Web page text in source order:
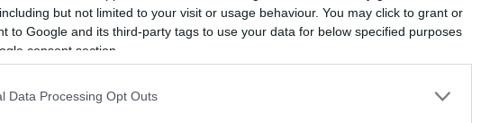
but not limited to your visit or usage behaviour. You may click to grant or
to Google and its third-party tags to use your data for below specified purposes
consent section.
Data Processing Opt Outs
demokrácia intézményeinek kiüresedése,
mértéke. A leglátványosabb változás az alsó
gazdasági-politikai elit) fogalmának széles körű
tartózkodás, időhúzás után az eseményekről tudósító
nem igazán fogalmazott meg (hagyományos
céltalanságát, szervezetlenségét kívánták
amely mutatja, hogy nem egy „szokásos” tiltakozó